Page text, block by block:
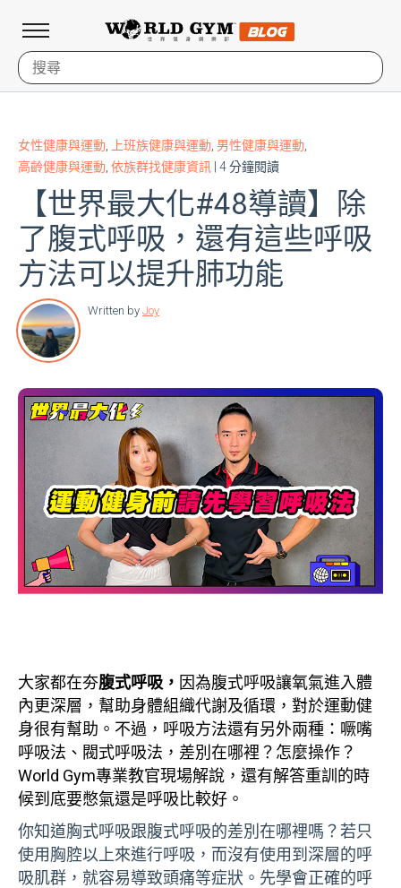
女性健康與運動 上班族健康與運動 男性健康與運動
高齡健康與運動 依族群找健康資訊 | 4 分鐘閱讀
【世界最大化#48導讀】除
了腹式呼吸，還有這些呼吸
方法可以提升肺功能
Written by Joy
大家都在夯腹式呼吸， 因為腹式呼吸讓氧氣進入體
內更深層，幫助身體組織代謝及循環，對於運動健
身很有幫助。不過，呼吸方法還有另外兩種：噘嘴
呼吸法、閥式呼吸法，差別在哪裡？怎麼操作？
World Gym專業教官現場解說，還有解答重訓的時
候到底要憋氣還是呼吸比較好。
你知道胸式呼吸跟腹式呼吸的差別在哪裡嗎？若只
使用胸腔以上來進行呼吸，而沒有使用到深層的呼
吸肌群，就容易導致頭痛等症狀。先學會正確的呼